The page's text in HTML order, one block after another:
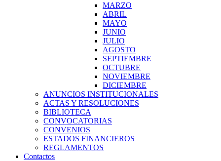
MARZO
ABRIL
MAYO
JUNIO
JULIO
AGOSTO
SEPTIEMBRE
OCTUBRE
NOVIEMBRE
DICIEMBRE
ANUNCIOS INSTITUCIONALES
ACTAS Y RESOLUCIONES
BIBLIOTECA
CONVOCATORIAS
CONVENIOS
ESTADOS FINANCIEROS
REGLAMENTOS
Contactos